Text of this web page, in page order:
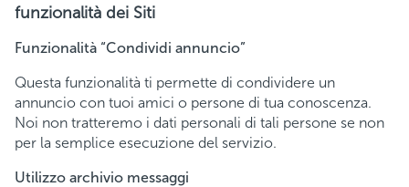
funzionalità dei Siti
Funzionalità “Condividi annuncio”
Questa funzionalità ti permette di condividere un
annuncio con tuoi amici o persone di tua conoscenza.
Noi non tratteremo i dati personali di tali persone se non
per la semplice esecuzione del servizio.
Utilizzo archivio messaggi